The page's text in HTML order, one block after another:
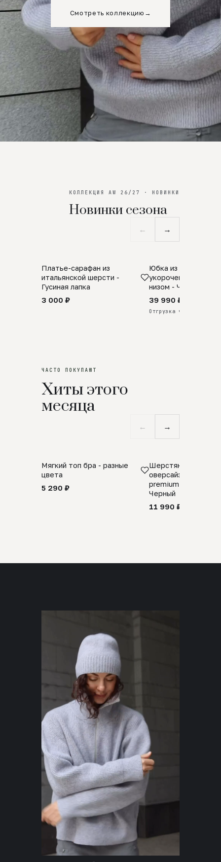
Смотреть коллекцию →
КОЛЛЕКЦИЯ AW 26/27 · НОВИНКИ
Новинки сезона
← →
SALE
Платье-сарафан из
итальянской шерсти -
Гусиная лапка
3 000 ₽
ПРЕДЗАКАЗ
Юбка из
укороченная с
низом - Черный
39 990 ₽
Отгрузка через 25 дней
ЧАСТО ПОКУПАЮТ
Хиты этого
месяца
← →
Мягкий топ бра - разные
цвета
5 290 ₽
Шерстяной свитер
оверсайз 100%
premium merino
Черный
11 990 ₽